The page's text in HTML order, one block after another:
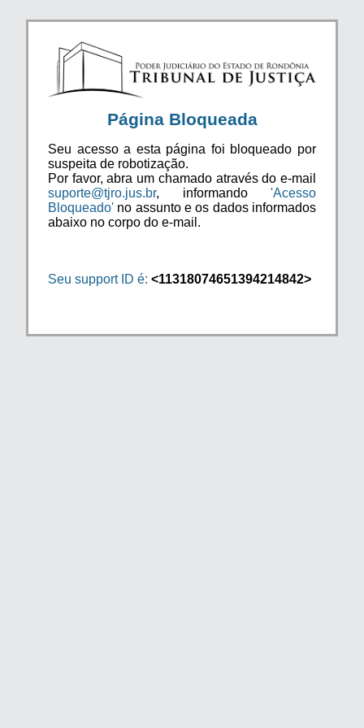
Página Bloqueada
Seu acesso a esta página foi bloqueado por
suspeita de robotização.
Por favor, abra um chamado através do e-mail
suporte@tjro.jus.br, informando 'Acesso
Bloqueado' no assunto e os dados informados
abaixo no corpo do e-mail.
Seu support ID é: <11318074651394214842>